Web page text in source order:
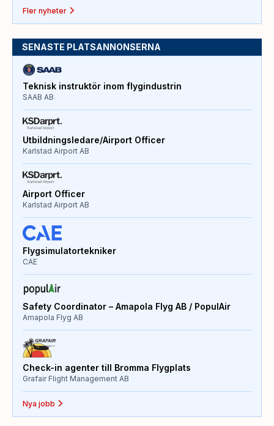
Fler nyheter
SENASTE PLATSANNONSERNA
Teknisk instruktör inom flygindustrin
SAAB AB
Utbildningsledare/Airport Officer
Karlstad Airport AB
Airport Officer
Karlstad Airport AB
Flygsimulatortekniker
CAE
Safety Coordinator – Amapola Flyg AB / PopulAir
Amapola Flyg AB
Check-in agenter till Bromma Flygplats
Grafair Flight Management AB
Nya jobb